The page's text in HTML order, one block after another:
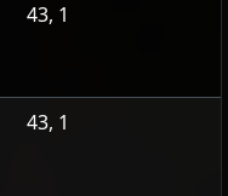
43, 1
43, 1